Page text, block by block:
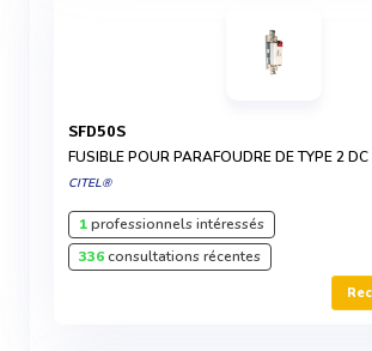
SFD50S
FUSIBLE POUR PARAFOUDRE DE TYPE 2 DC
CITEL®
1professionnels intéressés
336consultations récentes